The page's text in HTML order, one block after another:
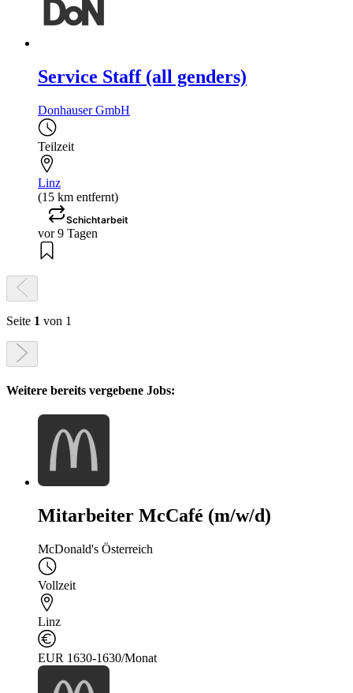
Service Staff (all genders)
Donhauser GmbH
Teilzeit
Linz
(15 km entfernt)
Schichtarbeit
vor 9 Tagen
Seite 1 von 1
Weitere bereits vergebene Jobs:
Mitarbeiter McCafé (m/w/d)
McDonald's Österreich
Vollzeit
Linz
EUR 1630-1630/Monat